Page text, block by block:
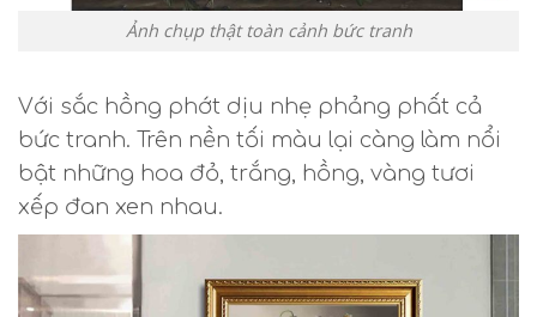
Ảnh chụp thật toàn cảnh bức tranh
Với sắc hồng phớt dịu nhẹ phảng phất cả
bức tranh. Trên nền tối màu lại càng làm nổi
bật những hoa đỏ, trắng, hồng, vàng tươi
xếp đan xen nhau.